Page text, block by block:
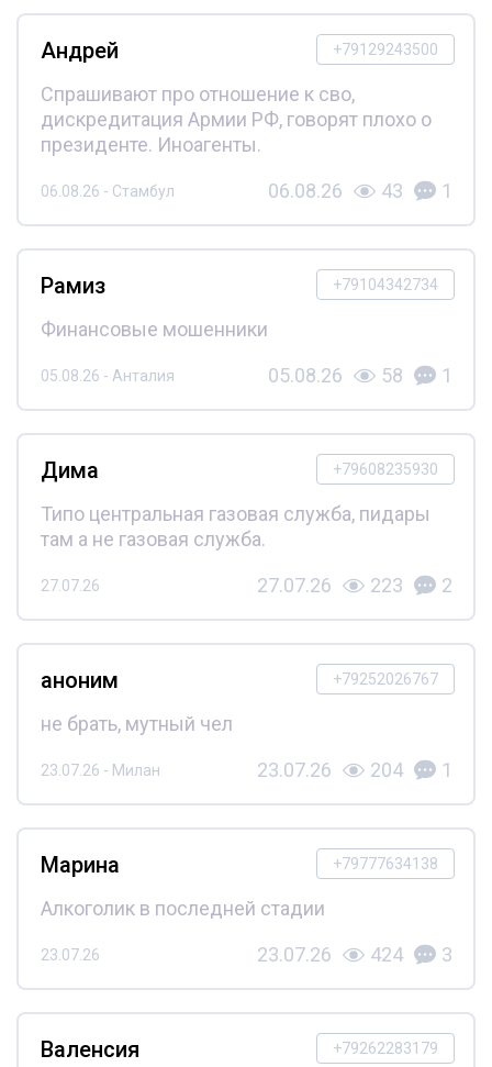
+79129243500
Андрей
Спрашивают про отношение к сво,
дискредитация Армии РФ, говорят плохо о
президенте. Иноагенты.
06.08.26 - Стамбул 06.08.26 43 1
+79104342734
Рамиз
Финансовые мошенники
05.08.26 - Анталия 05.08.26 58 1
+79608235930
Дима
Типо центральная газовая служба, пидары
там а не газовая служба.
27.07.26 27.07.26 223 2
+79252026767
аноним
не брать, мутный чел
23.07.26 - Милан 23.07.26 204 1
+79777634138
Марина
Алкоголик в последней стадии
23.07.26 23.07.26 424 3
+79262283179
Валенсия